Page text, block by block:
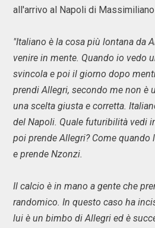
all'arrivo al Napoli di
"Italiano è la cosa più lontana da
venire in mente. Quando io vedo
svincola e poi il giorno dopo
prendi Allegri, secondo me non è
una scelta giusta e corretta.
del Napoli. Quale futuribilità vedi
poi prende Allegri? Come quando
e prende Nzonzi.
Il calcio è in mano a gente che
randomico. In questo caso ha
lui è un bimbo di Allegri ed è